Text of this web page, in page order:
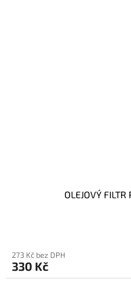
OLEJOVÝ
273 Kč bez DPH
330 Kč